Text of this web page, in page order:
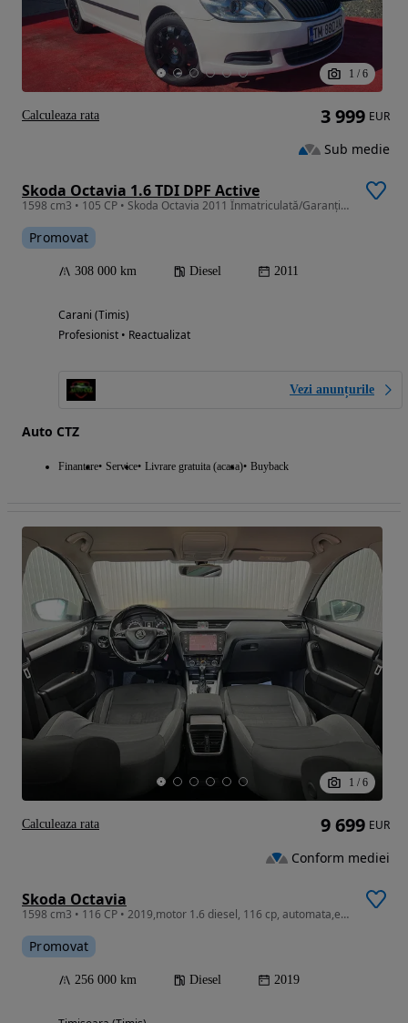
1 / 6
Skoda Octavia 1.6 TDI DPF Active
1598 cm3 • 105 CP • Skoda Octavia 2011 Înmatriculată/Garanție/Rate Finanțare/LivrareGR
Promovat
308 000 km Diesel 2011
Carani (Timis)
Profesionist • Reactualizat
Vezi anunțurile
Auto CTZ
Finantare Service Livrare gratuita (acasa) Buyback
3 999 EUR
Sub medie
Calculeaza rata
1 / 6
Skoda Octavia
1598 cm3 • 116 CP • 2019,motor 1.6 diesel, 116 cp, automata,euro 6,LIVRARE ,GARANTIE
Promovat
256 000 km Diesel 2019
9 699 EUR
Conform mediei
Calculeaza rata